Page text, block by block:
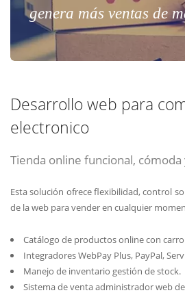
genera más ventas de
Desarrollo web para
electronico
Tienda online funcional, cómoda
Esta solución ofrece flexibilidad, control
de la web para vender en cualquier
Catálogo de productos online con
Integradores WebPay Plus, PayPal,
Manejo de inventario gestión de stock.
Sistema de venta administrador web